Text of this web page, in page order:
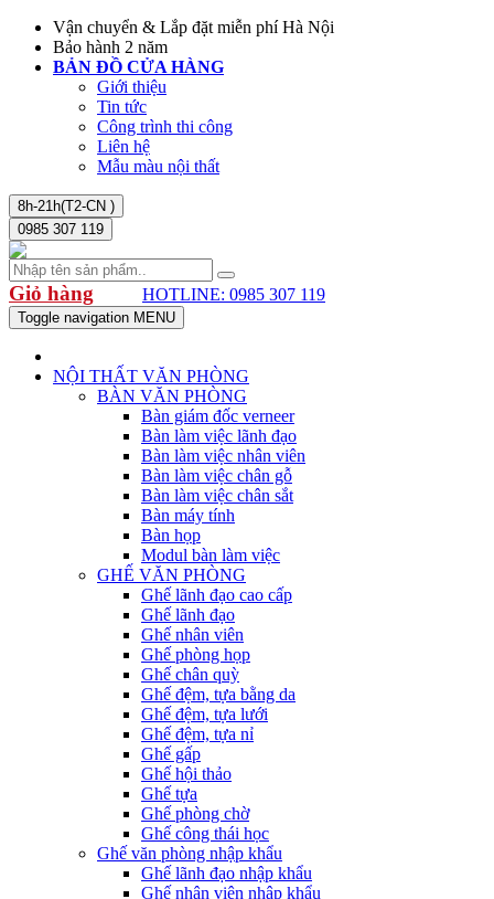
Vận chuyển & Lắp đặt miễn phí Hà Nội
Bảo hành 2 năm
BẢN ĐỒ CỬA HÀNG
Giới thiệu
Tin tức
Công trình thi công
Liên hệ
Mẫu màu nội thất
8h-21h(T2-CN )
0985 307 119
Giỏ hàng HOTLINE: 0985 307 119
Toggle navigation MENU
NỘI THẤT VĂN PHÒNG
BÀN VĂN PHÒNG
Bàn giám đốc verneer
Bàn làm việc lãnh đạo
Bàn làm việc nhân viên
Bàn làm việc chân gỗ
Bàn làm việc chân sắt
Bàn máy tính
Bàn họp
Modul bàn làm việc
GHẾ VĂN PHÒNG
Ghế lãnh đạo cao cấp
Ghế lãnh đạo
Ghế nhân viên
Ghế phòng họp
Ghế chân quỳ
Ghế đệm, tựa bằng da
Ghế đệm, tựa lưới
Ghế đệm, tựa nỉ
Ghế gấp
Ghế hội thảo
Ghế tựa
Ghế phòng chờ
Ghế công thái học
Ghế văn phòng nhập khẩu
Ghế lãnh đạo nhập khẩu
Ghế nhân viên nhập khẩu